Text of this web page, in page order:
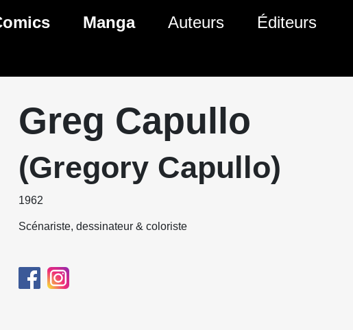
BD
BD
Genres Comics
Manga
Genres Manga
Auteurs Éditeurs
Greg Capullo
(Gregory Capullo)
1962
Scénariste, dessinateur & coloriste